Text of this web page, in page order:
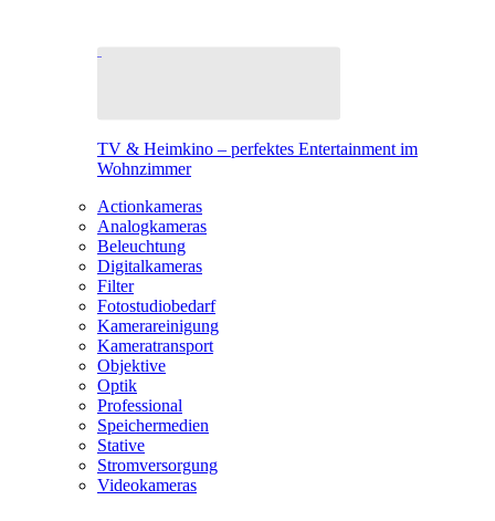
TV & Heimkino – perfektes Entertainment im
Wohnzimmer
Actionkameras
Analogkameras
Beleuchtung
Digitalkameras
Filter
Fotostudiobedarf
Kamerareinigung
Kameratransport
Objektive
Optik
Professional
Speichermedien
Stative
Stromversorgung
Videokameras